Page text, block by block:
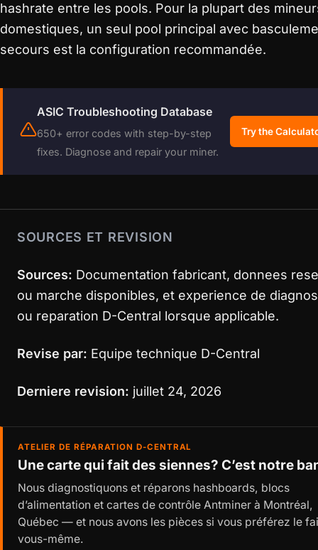
hashrate entre les pools. Pour la plupart des
domestiques, un seul pool principal avec
secours est la configuration recommandée.
ASIC Troubleshooting Database
650+ error codes with step-by-step
fixes. Diagnose and repair your miner.
Try the
SOURCES ET REVISION
Sources: Documentation fabricant, donnees
ou marche disponibles, et experience de
ou reparation D-Central lorsque applicable.
Revise par: Equipe technique D-Central
Derniere revision: juillet 24, 2026
ATELIER DE RÉPARATION D-CENTRAL
Une carte qui fait des siennes? C’est notre
Nous diagnostiquons et réparons hashboards, blocs
d’alimentation et cartes de contrôle Antminer à Montréal,
Québec — et nous avons les pièces si vous préférez le
vous-même.